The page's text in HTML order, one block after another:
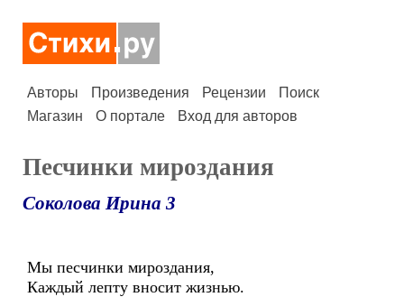
Авторы Произведения Рецензии
Поиск
Магазин
О портале Вход для авторов
Песчинки мироздания
Соколова Ирина 3
Мы песчинки мироздания,
Каждый лепту вносит жизнью.